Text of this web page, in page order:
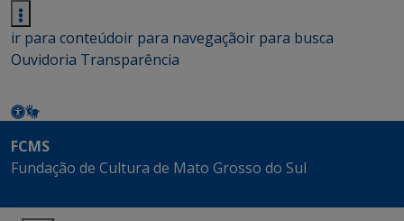
ir para conteúdoir para navegaçãoir para busca
Ouvidoria Transparência
FCMS
Fundação de Cultura de Mato Grosso do Sul